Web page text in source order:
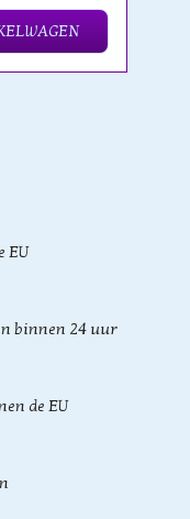
EU
binnen 24 uur
de EU